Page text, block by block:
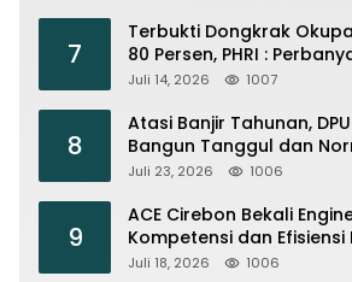
7
Terbukti Dongkrak
80 Persen, PHRI :
Olahraga di Cirebon
Juli 14, 2026 1007
8
Atasi Banjir Tahunan,
Bangun Tanggul dan
Kijing
Juli 23, 2026 1006
9
ACE Cirebon Bekali
Kompetensi dan Efisiensi
Juli 18, 2026 1006